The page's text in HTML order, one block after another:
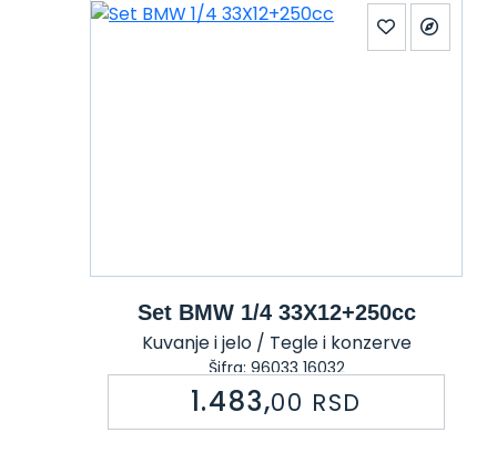
Set BMW 1/4 33X12+250cc
Kuvanje i jelo / Tegle i konzerve
Šifra: 96033 16032
1.483,00 RSD